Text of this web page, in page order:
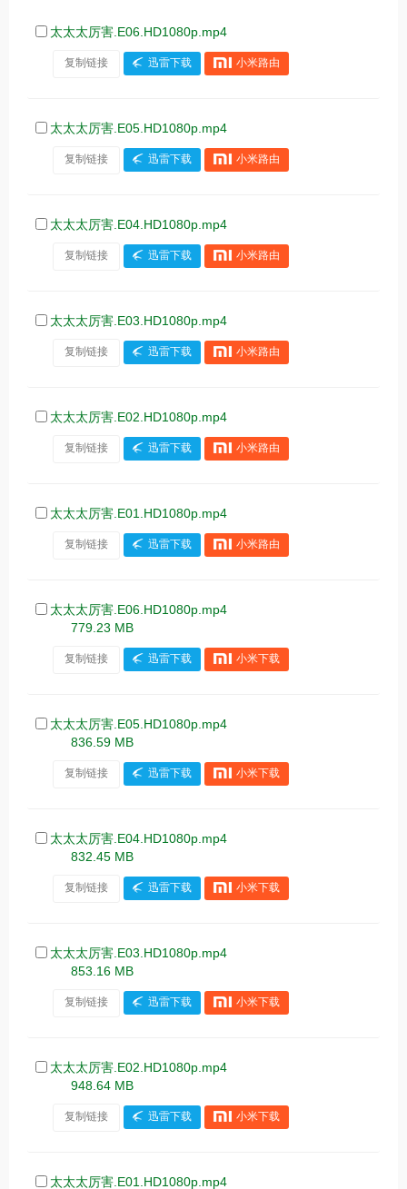
太太太厉害.E06.HD1080p.mp4
复制链接 迅雷下载 小米路由
太太太厉害.E05.HD1080p.mp4
复制链接 迅雷下载 小米路由
太太太厉害.E04.HD1080p.mp4
复制链接 迅雷下载 小米路由
太太太厉害.E03.HD1080p.mp4
复制链接 迅雷下载 小米路由
太太太厉害.E02.HD1080p.mp4
复制链接 迅雷下载 小米路由
太太太厉害.E01.HD1080p.mp4
复制链接 迅雷下载 小米路由
太太太厉害.E06.HD1080p.mp4
779.23 MB
复制链接 迅雷下载 小米下载
太太太厉害.E05.HD1080p.mp4
836.59 MB
复制链接 迅雷下载 小米下载
太太太厉害.E04.HD1080p.mp4
832.45 MB
复制链接 迅雷下载 小米下载
太太太厉害.E03.HD1080p.mp4
853.16 MB
复制链接 迅雷下载 小米下载
太太太厉害.E02.HD1080p.mp4
948.64 MB
复制链接 迅雷下载 小米下载
太太太厉害.E01.HD1080p.mp4